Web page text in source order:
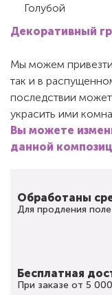
Голубой
Декоративный
Мы можем привезти
так и в
последствии
украсить ими
Вы можете
данной
Обработаны
Для продления
Бесплатная
При заказе от 5